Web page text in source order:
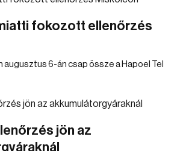
fokozott ellenőrzés
augusztus 6-án csap össze a Hapoel Tel
jön az